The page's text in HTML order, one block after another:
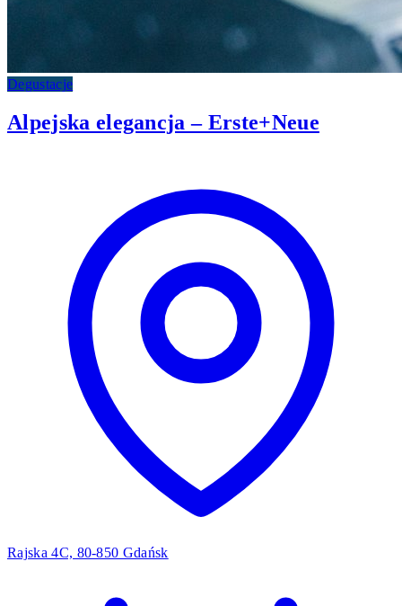
Degustacje
Alpejska elegancja – Erste+Neue
Rajska 4C, 80-850 Gdańsk